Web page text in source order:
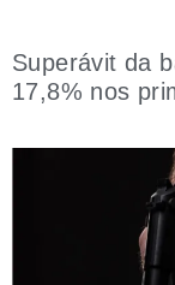
Superávit da
17,8% nos